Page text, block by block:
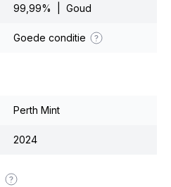
99,99% | Goud
Goede conditie
Perth Mint
2024